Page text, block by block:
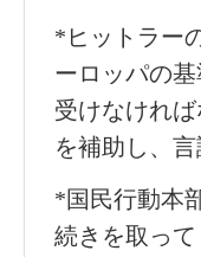
*ヒットラー
ーロッパの
受けなけれ
を補助し、
*国民行動本
続きを取っ